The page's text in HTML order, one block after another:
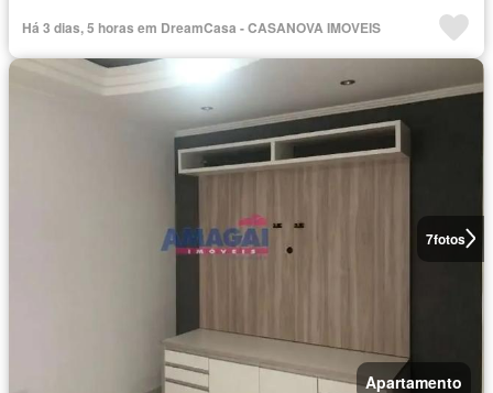
Há 3 dias, 5 horas em DreamCasa - CASANOVA IMOVEIS
7fotos
Apartamento